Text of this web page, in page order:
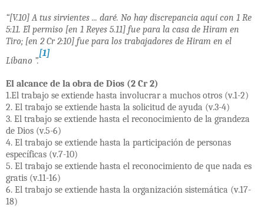
“[V.10] A tus sirvientes ... daré. No hay discrepancia aquí con 1 Re
5:11. El permiso [en 1 Reyes 5.11] fue para la casa de Hiram en
Tiro; [en 2 Cr 2:10] fue para los trabajadores de Hiram en el
Líbano ”.
[1]
El alcance de la obra de Dios (2 Cr 2)
1.El trabajo se extiende hasta involucrar a muchos otros (v.1-2)
2. El trabajo se extiende hasta la solicitud de ayuda (v.3-4)
3. El trabajo se extiende hasta el reconocimiento de la grandeza
de Dios (v.5-6)
4. El trabajo se extiende hasta la participación de personas
específicas (v.7-10)
5. El trabajo se extiende hasta el reconocimiento de que nada es
gratis (v.11-16)
6. El trabajo se extiende hasta la organización sistemática (v.17-
18)